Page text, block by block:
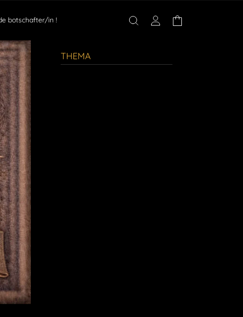
botschafter/in ! EinloggenWarenkorb
THEMA